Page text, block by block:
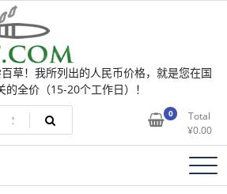
草！我所列出的人民币价格，就是您在国
全价（15-20个工作日）！
0
Total
¥0.00